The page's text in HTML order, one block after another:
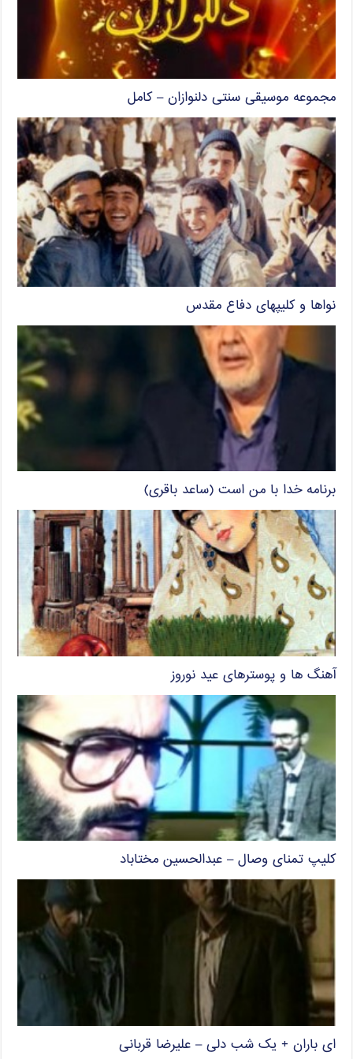
مجموعه موسیقی سنتی دلنوازان – کامل
نواها و کلیپهای دفاع مقدس
برنامه خدا با من است (ساعد باقری)
آهنگ ها و پوسترهای عید نوروز
کلیپ تمنای وصال – عبدالحسین مختاباد
ای باران + یک شب دلی – علیرضا قربانی